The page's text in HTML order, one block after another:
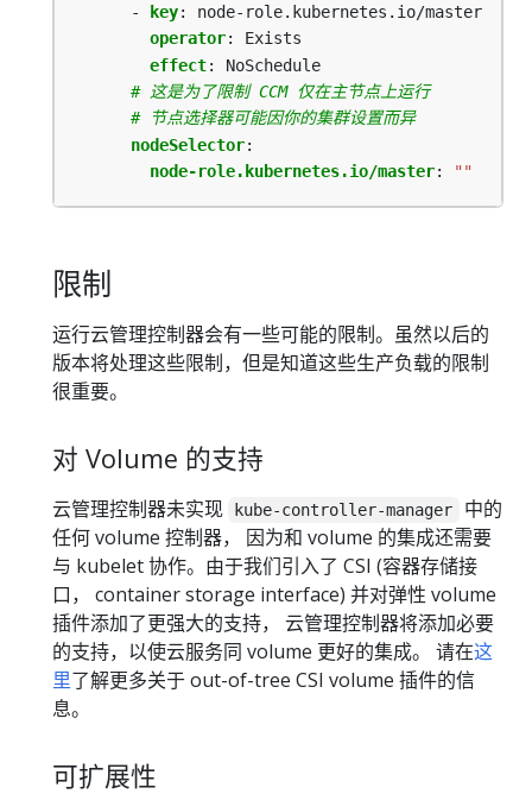
-
key:
node-role.kubernetes.io/master
operator:
Exists
effect:
NoSchedule
# 这是为了限制 CCM 仅在主节点上运行
# 节点选择器可能因你的集群设置而异
nodeSelector:
node-role.kubernetes.io/master: ""
限制
运行云管理控制器会有一些可能的限制。虽然以后的
版本将处理这些限制，但是知道这些生产负载的限制
很重要。
对 Volume 的支持
云管理控制器未实现 kube-controller-manager
中的
任何 volume 控制器， 因为和 volume 的集成还需要
与 kubelet 协作。由于我们引入了 CSI (容器存储接
口， container storage interface) 并对弹性 volume
插件添加了更强大的支持， 云管理控制器将添加必要
的支持，以使云服务同 volume 更好的集成。 请在这
里了解更多关于 out-of-tree CSI volume 插件的信
息。
可扩展性